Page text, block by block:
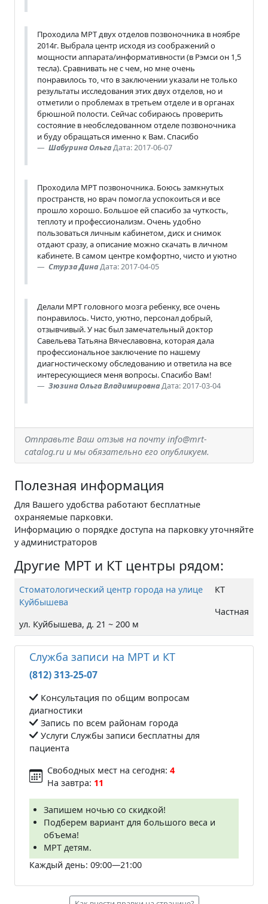
Проходила МРТ двух отделов позвоночника в ноябре
2014г. Выбрала центр исходя из соображений о
мощности аппарата/информативности (в Рэмси он 1,5
тесла). Сравнивать не с чем, но мне очень
понравилось то, что в заключении указали не только
результаты исследования этих двух отделов, но и
отметили о проблемах в третьем отделе и в органах
брюшной полости. Сейчас собираюсь проверить
состояние в необследованном отделе позвоночника
и буду обращаться именно к Вам. Спасибо
Шабурина ОльгаДата: 2017-06-07
Проходила МРТ позвоночника. Боюсь замкнутых
пространств, но врач помогла успокоиться и все
прошло хорошо. Большое ей спасибо за чуткость,
теплоту и профессионализм. Очень удобно
пользоваться личным кабинетом, диск и снимок
отдают сразу, а описание можно скачать в личном
кабинете. В самом центре комфортно, чисто и уютно
Стурза ДинаДата: 2017-04-05
Делали МРТ головного мозга ребенку, все очень
понравилось. Чисто, уютно, персонал добрый,
отзывчивый. У нас был замечательный доктор
Савельева Татьяна Вячеславовна, которая дала
профессиональное заключение по нашему
диагностическому обследованию и ответила на все
интересующиеся меня вопросы. Спасибо Вам!
Зюзина Ольга ВладимировнаДата: 2017-03-04
Отправьте Ваш отзыв на почту info@mrt-
catalog.ru и мы обязательно его опубликуем.
Полезная информация
Для Вашего удобства работают бесплатные
охраняемые парковки.
Информацию о порядке доступа на парковку уточняйте
у администраторов
Другие МРТ и КТ центры рядом:
Стоматологический центр города на улице
Куйбышева
ул. Куйбышева, д. 21 ~ 200 м
КТ
Частная
Служба записи на МРТ и КТ
(812) 313-25-07
Консультация по общим вопросам
диагностики
Запись по всем районам города
Услуги Службы записи бесплатны для
пациента
Свободных мест на сегодня: 4
На завтра: 11
Запишем ночью со скидкой!
Подберем вариант для большого веса и
объема!
МРТ детям.
Каждый день: 09:00—21:00